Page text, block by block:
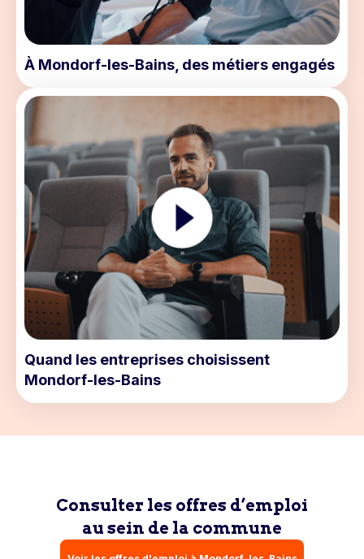
À Mondorf-les-Bains, des métiers engagés
Quand les entreprises choisissent
Mondorf-les-Bains
Consulter les offres d’emploi
au sein de la commune